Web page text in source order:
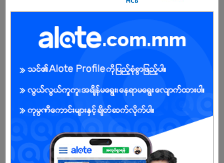
အခွင့်အရေးရှိသူ : ကျား
သက်တမ်းကုန်သွားပါပြီ